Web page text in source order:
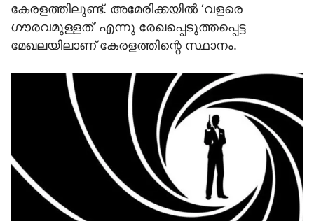
കേരളത്തിലുണ്ട്. അമേരിക്കയില്‍ ‘വളരെ
ഗൗരവമുള്ളത്’ എന്നു രേഖപ്പെടുത്തപ്പെട്ട
മേഖലയിലാണ് കേരളത്തിന്റെ സ്ഥാനം.